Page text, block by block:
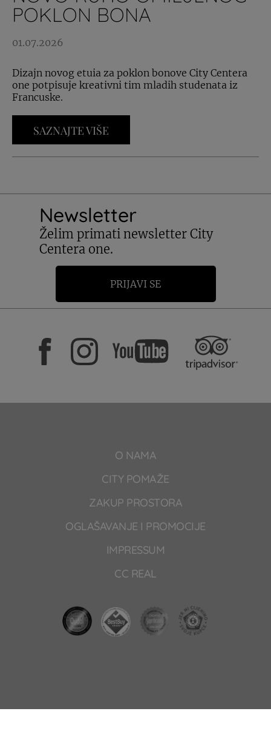
POKLON BONA
01.07.2026
Dizajn novog etuia za poklon bonove City Centera
one potpisuje kreativni tim mladih studenata iz
Francuske.
SAZNAJTE VIŠE
Newsletter
Želim primati newsletter City
Centera one.
PRIJAVI SE
O NAMA
CITY POMAŽE
ZAKUP PROSTORA
OGLAŠAVANJE I PROMOCIJE
IMPRESSUM
CC REAL